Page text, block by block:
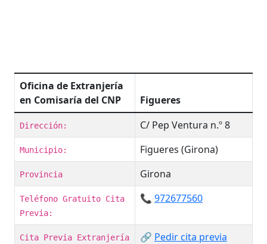
Oficina de Extranjería
en Comisaría del CNP
Figueres
Dirección: C/ Pep Ventura n.º 8
Municipio: Figueres (Girona)
Provincia Girona
Teléfono Gratuito Cita
Previa:
📞 972677560
Cita Previa Extranjería
🔗 Pedir cita previa